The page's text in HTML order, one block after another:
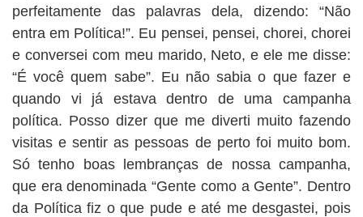
perfeitamente das palavras dela, dizendo: “Não
entra em Política!”. Eu pensei, pensei, chorei, chorei
e conversei com meu marido, Neto, e ele me disse:
“É você quem sabe”. Eu não sabia o que fazer e
quando vi já estava dentro de uma campanha
política. Posso dizer que me diverti muito fazendo
visitas e sentir as pessoas de perto foi muito bom.
Só tenho boas lembranças de nossa campanha,
que era denominada “Gente como a Gente”. Dentro
da Política fiz o que pude e até me desgastei, pois